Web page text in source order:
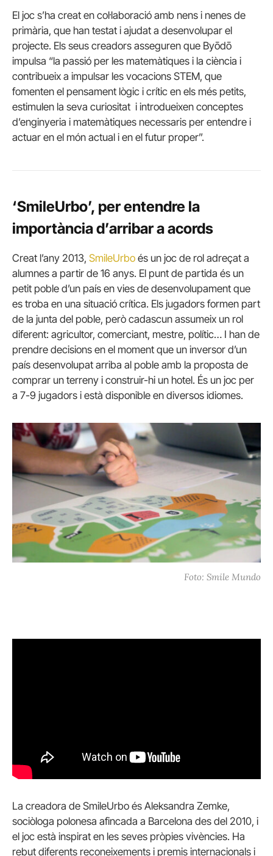
El joc s’ha creat en col·laboració amb nens i nenes de
primària, que han testat i ajudat a desenvolupar el
projecte. Els seus creadors asseguren que Byōdō
impulsa “la passió per les matemàtiques i la ciència i
contribueix a impulsar les vocacions STEM, que
fomenten el pensament lògic i crític en els més petits,
estimulen la seva curiositat i introdueixen conceptes
d’enginyeria i matemàtiques necessaris per entendre i
actuar en el món actual i en el futur proper”.
‘SmileUrbo’, per entendre la
importància d’arribar a acords
Creat l’any 2013, SmileUrbo és un joc de rol adreçat a
alumnes a partir de 16 anys. El punt de partida és un
petit poble d’un país en vies de desenvolupament que
es troba en una situació crítica. Els jugadors formen part
de la junta del poble, però cadascun assumeix un rol
diferent: agricultor, comerciant, mestre, polític… I han de
prendre decisions en el moment que un inversor d’un
país desenvolupat arriba al poble amb la proposta de
comprar un terreny i construir-hi un hotel. És un joc per
a 7-9 jugadors i està disponible en diversos idiomes.
Foto: Smile Mundo
La creadora de SmileUrbo és Aleksandra Zemke,
sociòloga polonesa afincada a Barcelona des del 2010, i
el joc està inspirat en les seves pròpies vivències. Ha
rebut diferents reconeixements i premis internacionals i